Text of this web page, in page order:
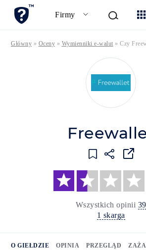
Firmy
Główny » Oceny » Wymienniki e-walut » Czy
Wszystkich opinii 39
1 skarga
O GIEŁDZIE OPINIA PRZEGLĄD